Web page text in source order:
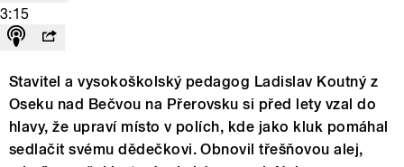
3:15
Stavitel a vysokoškolský pedagog Ladislav Koutný z
Oseku nad Bečvou na Přerovsku si před lety vzal do
hlavy, že upraví místo v polích, kde jako kluk pomáhal
sedlačit svému dědečkovi. Obnovil třešňovou alej,